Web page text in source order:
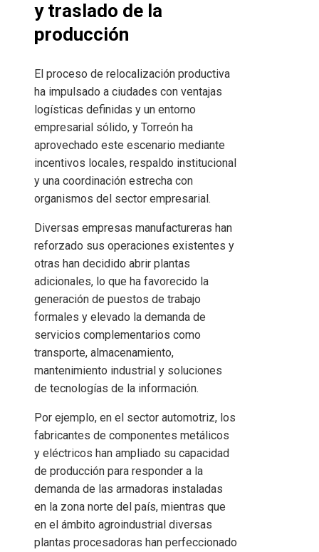
y traslado de la
producción
El proceso de relocalización productiva
ha impulsado a ciudades con ventajas
logísticas definidas y un entorno
empresarial sólido, y Torreón ha
aprovechado este escenario mediante
incentivos locales, respaldo institucional
y una coordinación estrecha con
organismos del sector empresarial.
Diversas empresas manufactureras han
reforzado sus operaciones existentes y
otras han decidido abrir plantas
adicionales, lo que ha favorecido la
generación de puestos de trabajo
formales y elevado la demanda de
servicios complementarios como
transporte, almacenamiento,
mantenimiento industrial y soluciones
de tecnologías de la información.
Por ejemplo, en el sector automotriz, los
fabricantes de componentes metálicos
y eléctricos han ampliado su capacidad
de producción para responder a la
demanda de las armadoras instaladas
en la zona norte del país, mientras que
en el ámbito agroindustrial diversas
plantas procesadoras han perfeccionado